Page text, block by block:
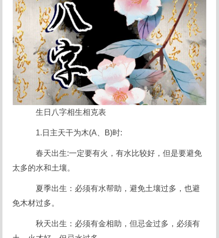
生日八字相生相克表
1.日主天干为木(A、B)时:
春天出生:一定要有火，有水比较好，但是要避免
太多的水和土壤。
夏季出生：必须有水帮助，避免土壤过多，也避
免木材过多。
秋天出生：必须有金相助，但忌金过多，必须有